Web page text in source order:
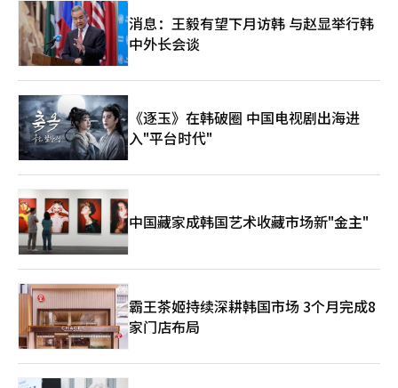
消息：王毅有望下月访韩 与赵显举行韩
中外长会谈
《逐玉》在韩破圈 中国电视剧出海进
入"平台时代"
中国藏家成韩国艺术收藏市场新"金主"
霸王茶姬持续深耕韩国市场 3个月完成8
家门店布局